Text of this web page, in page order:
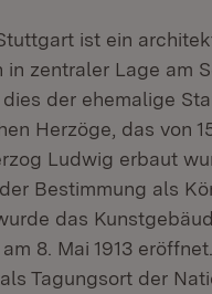
ist ein
in zentraler Lage am
der ehemalige
Herzöge, das von
Ludwig erbaut
Bestimmung als
das
8. Mai 1913
Tagungsort der